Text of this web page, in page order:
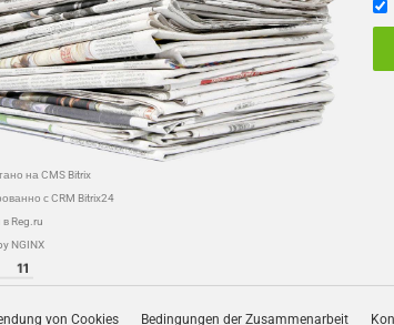
на CMS Bitrix
с CRM Bitrix24
Reg.ru
NGINX
von Cookies Bedingungen der Zusammenarbeit